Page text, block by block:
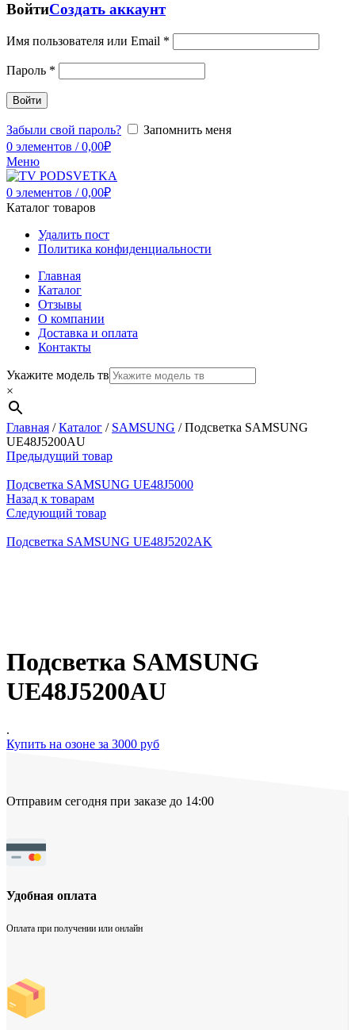
ВойтиСоздать аккаунт
Имя пользователя или Email *
Пароль *
Войти
Забыли свой пароль?
Запомнить меня
0 элементов / 0,00₽
Меню
0 элементов / 0,00₽
Каталог товаров
Удалить пост
Политика конфиденциальности
Главная
Каталог
Отзывы
О компании
Доставка и оплата
Контакты
Укажите модель тв
×
Главная /Каталог / SAMSUNG /Подсветка SAMSUNG
UE48J5200AU
Предыдущий товар
Подсветка SAMSUNG UE48J5000
Назад к товарам
Следующий товар
Подсветка SAMSUNG UE48J5202AK
Подсветка SAMSUNG
UE48J5200AU
.
Купить на озоне за 3000 руб
Отправим сегодня при заказе до 14:00
Удобная оплата
Оплата при получении или онлайн